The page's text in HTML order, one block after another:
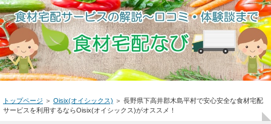
トップページ ＞ Oisix(オイシックス) ＞ 長野県下高井郡木島平村で安心安全な食材宅配
サービスを利用するならOisix(オイシックス)がオススメ！